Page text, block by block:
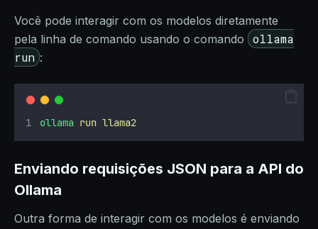
Você pode interagir com os modelos diretamente
pela linha de comando usando o comando
ollama
run :
ollama run llama2
Enviando requisições JSON para a API do
Ollama
Outra forma de interagir com os modelos é enviando